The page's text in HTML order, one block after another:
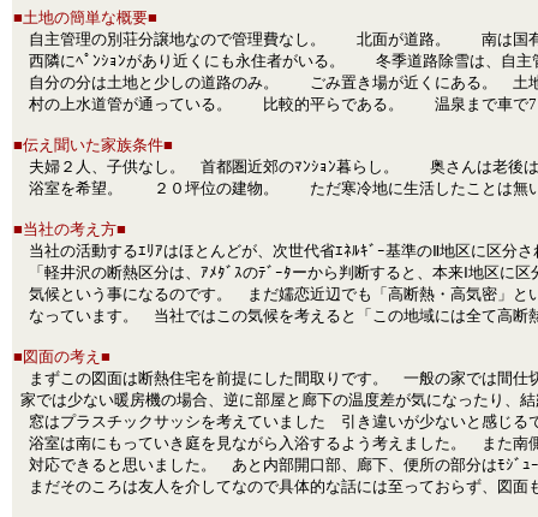
■土地の簡単な概要■
自主管理の別荘分譲地なので管理費なし。 北面が道路。 南は国
西隣にﾍﾟﾝｼｮﾝがあり近くにも永住者がいる。 冬季道路除雪は、自主
自分の分は土地と少しの道路のみ。 ごみ置き場が近くにある。 土地
村の上水道管が通っている。 比較的平らである。 温泉まで車で7
■伝え聞いた家族条件■
夫婦２人、子供なし。 首都圏近郊のﾏﾝｼｮﾝ暮らし。 奥さんは老後
浴室を希望。 ２０坪位の建物。 ただ寒冷地に生活したこと
■当社の考え方■
当社の活動するｴﾘｱはほとんどが、次世代省ｴﾈﾙｷﾞｰ基準のⅡ地区に区分
「軽井沢の断熱区分は、ｱﾒﾀﾞｽのﾃﾞｰﾀーから判断すると、本来Ⅰ地区に
気候という事になるのです。 まだ嬬恋近辺でも「高断熱・高気密」と
なっています。 当社ではこの気候を考えると「この地域には全て高断
■図面の考え■
まずこの図面は断熱住宅を前提にした間取りです。 一般の家では間仕
家では少ない暖房機の場合、逆に部屋と廊下の温度差が気になったり、
窓はプラスチックサッシを考えていました 引き違いが少ないと感じる
浴室は南にもっていき庭を見ながら入浴するよう考えました。 また南
対応できると思いました。 あと内部開口部、廊下、便所の部分はﾓｼﾞｭ
まだそのころは友人を介してなので具体的な話には至っておらず、図